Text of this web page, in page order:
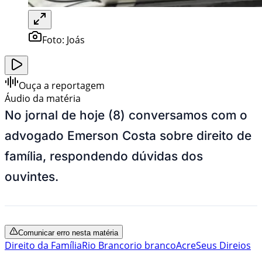
Foto: Joás
Ouça a reportagem
Áudio da matéria
No jornal de hoje (8) conversamos com o
advogado Emerson Costa sobre direito de
família, respondendo dúvidas dos
ouvintes.
Comunicar erro nesta matéria
Direito da FamíliaRio Brancorio brancoAcreSeus Direios